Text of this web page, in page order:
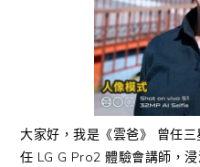
大家好，我是《雲爸》 曾任
任 LG G Pro2 體驗會講師，